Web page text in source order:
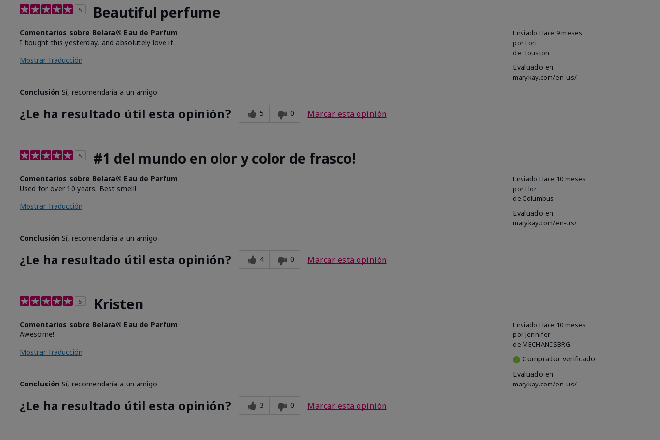
5 Beautiful perfume
Enviado Hace 9 meses
por Lori
de Houston
Evaluado en
marykay.com/en-us/
Comentarios sobre Belara® Eau de Parfum
I bought this yesterday, and absolutely love it.
Mostrar Traducción
Conclusión Sí, recomendaría a un amigo
¿Le ha resultado útil esta opinión? 5 0 Marcar esta opinión
5 #1 del mundo en olor y color de frasco!
Enviado Hace 10 meses
por Flor
de Columbus
Evaluado en
marykay.com/en-us/
Comentarios sobre Belara® Eau de Parfum
Used for over 10 years. Best smell!
Mostrar Traducción
Conclusión Sí, recomendaría a un amigo
¿Le ha resultado útil esta opinión? 4 0 Marcar esta opinión
5 Kristen
Enviado Hace 10 meses
por Jennifer
de MECHANCSBRG
Comprador verificado
Evaluado en
marykay.com/en-us/
Comentarios sobre Belara® Eau de Parfum
Awesome!
Mostrar Traducción
Conclusión Sí, recomendaría a un amigo
¿Le ha resultado útil esta opinión? 3 0 Marcar esta opinión